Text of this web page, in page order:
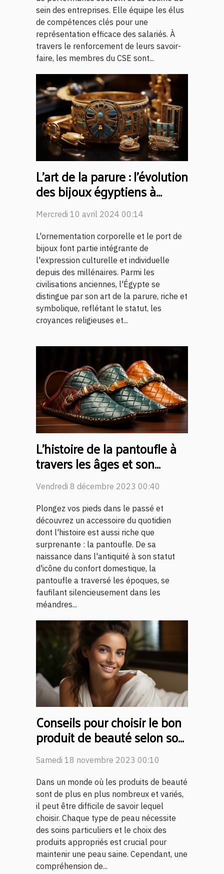
sein des entreprises. Elle équipe les élus
de compétences clés pour une
représentation efficace des salariés. À
travers le renforcement de leurs savoir-
faire, les membres du CSE sont...
L'art de la parure : l'évolution
des bijoux égyptiens à
travers les âges
Mercredi 10 avril 2024 00:14
L'ornementation corporelle et le port de
bijoux font partie intégrante de
l'expression culturelle et individuelle
depuis des millénaires. Parmi les
civilisations anciennes, l'Égypte se
distingue par son art de la parure, riche et
symbolique, reflétant le statut, les
croyances religieuses et...
L'histoire de la pantoufle à
travers les âges et son
évolution
Vendredi 8 décembre 2023 00:40
Plongez vos pieds dans le passé et
découvrez un accessoire du quotidien
dont l'histoire est aussi riche que
surprenante : la pantoufle. De sa
naissance dans l'antiquité à son statut
d'icône du confort domestique, la
pantoufle a traversé les époques, se
faufilant silencieusement dans les
méandres...
Conseils pour choisir le bon
produit de beauté selon son
type de peau
Samedi 18 novembre 2023 00:10
Dans un monde où les produits de beauté
sont de plus en plus nombreux et variés,
il peut être difficile de savoir lequel
choisir. Chaque type de peau nécessite
des soins particuliers et le choix des
produits appropriés est crucial pour
maintenir une peau saine. Cependant, une
compréhension de...